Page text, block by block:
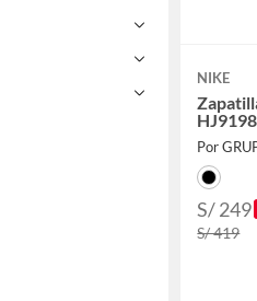
NIKE
Por
S/ 249
S/ 419